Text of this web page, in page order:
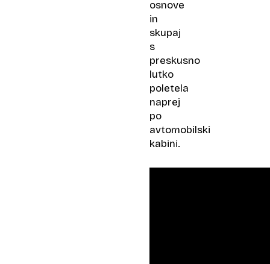
osnove
in
skupaj
s
preskusno
lutko
poletela
naprej
po
avtomobilski
kabini.